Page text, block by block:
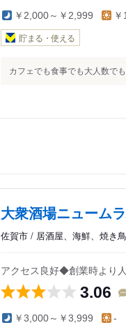
￥2,000～￥2,999
貯まる・使える
カフェでも食事でも大人数で
大衆酒場ニューム
佐賀市 / 居酒屋、海鮮、焼き鳥
アクセス良好◆創業時より
3.06
￥3,000～￥3,999 -